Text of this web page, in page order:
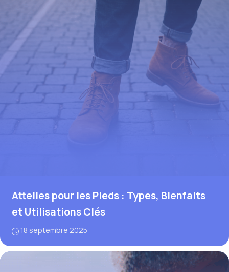
Attelles pour les Pieds : Types, Bienfaits
et Utilisations Clés
18 septembre 2025